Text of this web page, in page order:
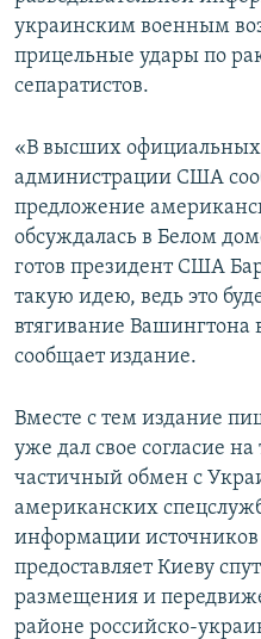
украинским военным
прицельные удары по
сепаратистов.
«В высших официальных
администрации США
предложение
обсуждалась в Белом
готов президент США
такую идею, ведь это
втягивание Вашингтона
сообщает издание.
Вместе с тем издание
уже дал свое согласие
частичный обмен с
американских
информации
предоставляет Киеву
размещения и
районе российско-